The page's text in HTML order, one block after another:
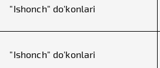
"Ishonch" do'konlari
"Ishonch" do'konlari